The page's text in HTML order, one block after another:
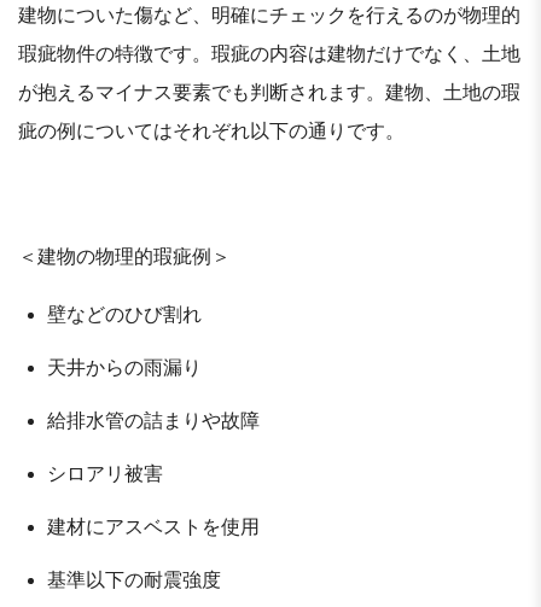
建物についた傷など、明確にチェックを行えるのが物理的
瑕疵物件の特徴です。瑕疵の内容は建物だけでなく、土地
が抱えるマイナス要素でも判断されます。建物、土地の瑕
疵の例についてはそれぞれ以下の通りです。
＜建物の物理的瑕疵例＞
壁などのひび割れ
天井からの雨漏り
給排水管の詰まりや故障
シロアリ被害
建材にアスベストを使用
基準以下の耐震強度